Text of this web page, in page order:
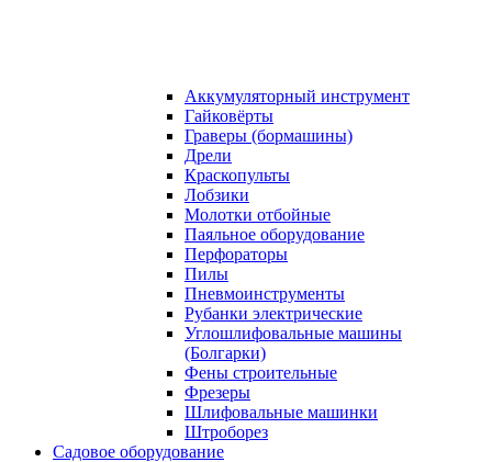
Аккумуляторный инструмент
Гайковёрты
Граверы (бормашины)
Дрели
Краскопульты
Лобзики
Молотки отбойные
Паяльное оборудование
Перфораторы
Пилы
Пневмоинструменты
Рубанки электрические
Углошлифовальные машины
(Болгарки)
Фены строительные
Фрезеры
Шлифовальные машинки
Штроборез
Садовое оборудование